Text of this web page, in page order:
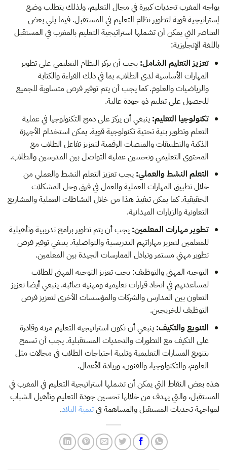
يواجه المغرب تحديات كبيرة في مجال التعليم، ولذلك يتطلب وضع
إستراتيجية قوية لتطوير نظام التعليم في المستقبل. فيما يلي بعض
العناصر التي يمكن أن تشملها استراتيجية التعليم بالمغرب في المستقبل
باللغة الإنجليزية:
تعزيز التعليم الشامل:يجب أن يركز النظام التعليمي على تطوير
المهارات الأساسية لدى الطلاب، بما في ذلك القراءة والكتابة
والرياضيات والعلوم. كما يجب أن يتم توفير فرص متساوية للجميع
للحصول على تعليم ذو جودة عالية.
تكنولوجيا التعليم:ينبغي أن يركز على دمج التكنولوجيا في عملية
التعلم وتطوير بنية تحتية تكنولوجية قوية. يمكن استخدام الأجهزة
الذكية والتطبيقات والمنصات الرقمية لتعزيز تفاعل الطلاب مع
المحتوى التعليمي وتحسين عملية التواصل بين المدرسين والطلاب.
التعلم النشط والعملي:يجب تعزيز التعلم النشط والعملي من
خلال تطبيق المهارات العملية والعمل في فرق وحل المشكلات
الحقيقية. كما يمكن تنفيذ هذا من خلال النشاطات العملية والمشاريع
التعاونية والزيارات الميدانية.
تطوير مهارات المعلمين: يجب أن يتم تطوير برامج تدريبية وتأهيلية
للمعلمين لتعزيز مهاراتهم التدريسية والتواصلية. ينبغي توفير فرص
تطوير مهني مستمر وتبادل الممارسات الجيدة بين المعلمين.
التوجيه المهني والتوظيف: يجب تعزيز التوجيه المهني للطلاب
لمساعدتهم في اتخاذ قرارات تعليمية ومهنية صائبة. ينبغي أيضا تعزيز
التعاون بين المدارس والشركات والمؤسسات الأخرى لتعزيز فرص
التوظيف للخريجين.
التنويع والتكيف: ينبغي أن تكون استراتيجية التعليم مرنة وقادرة
على التكيف مع التطورات والتحديات المستقبلية. يجب أن تسمح
بتنويع المسارات التعليمية وتلبية احتياجات الطلاب في مجالات مثل
العلوم، والتكنولوجيا، والفنون، وريادة الأعمال.
هذه بعض النقاط التي يمكن أن تشملها استراتيجية التعليم في المغرب في
المستقبل، والتي يهدف من خلالها تحسين جودة التعليم وتأهيل الشباب
لمواجهة تحديات المستقبل والمساهمة فيتنمية البلاد.